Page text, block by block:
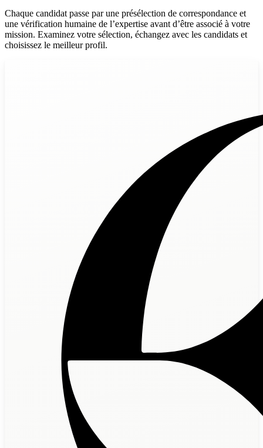
Chaque candidat passe par une présélection de correspondance et
une vérification humaine de l’expertise avant d’être associé à votre
mission. Examinez votre sélection, échangez avec les candidats et
choisissez le meilleur profil.